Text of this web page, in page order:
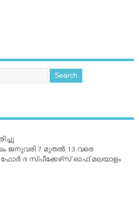
ജനുവരി 7 മുതല്‍ 13 വരെ
ഫോര്‍ ദ സ്പീക്കേഴ്‌സ് ഓഫ് മലയാളം